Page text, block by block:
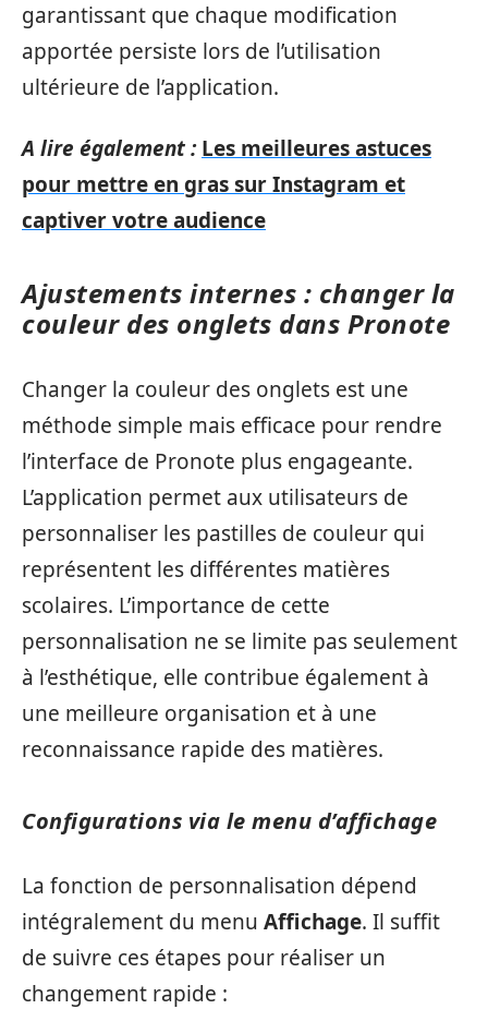
garantissant que chaque modification
apportée persiste lors de l’utilisation
ultérieure de l’application.
A lire également : Les meilleures astuces
pour mettre en gras sur Instagram et
captiver votre audience
Ajustements internes : changer la
couleur des onglets dans Pronote
Changer la couleur des onglets est une
méthode simple mais efficace pour rendre
l’interface de Pronote plus engageante.
L’application permet aux utilisateurs de
personnaliser les pastilles de couleur qui
représentent les différentes matières
scolaires. L’importance de cette
personnalisation ne se limite pas seulement
à l’esthétique, elle contribue également à
une meilleure organisation et à une
reconnaissance rapide des matières.
Configurations via le menu d’affichage
La fonction de personnalisation dépend
intégralement du menu Affichage. Il suffit
de suivre ces étapes pour réaliser un
changement rapide :